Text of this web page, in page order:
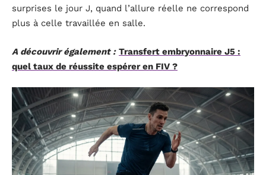
surprises le jour J, quand l’allure réelle ne correspond
plus à celle travaillée en salle.
A découvrir également : Transfert embryonnaire J5 :
quel taux de réussite espérer en FIV ?